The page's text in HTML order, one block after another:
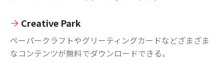
Creative Park
ペーパークラフトやグリーティングカードなどざまざま
なコンテンツが無料でダウンロードできる。